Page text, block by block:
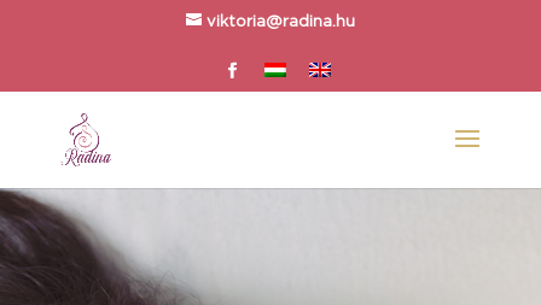
viktoria@radina.hu